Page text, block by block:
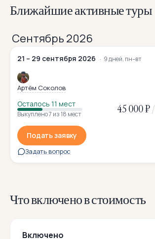
Ближайшие активные туры
Сентябрь 2026
21 – 29 сентября 2026 9 дней, пн–вт
Артём Соколов
Осталось 11 мест
Выкуплено 7 из 18 мест 45 000 ₽/
Подать заявку
Задать вопрос
Что включено в стоимость
Включено